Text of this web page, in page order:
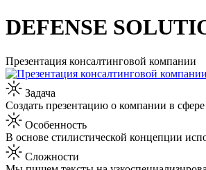
DEFENSE
Презентация консалтинговой компании
Задача
Создать презентацию о компании в
Особенность
В основе стилистической концепции
Сложности